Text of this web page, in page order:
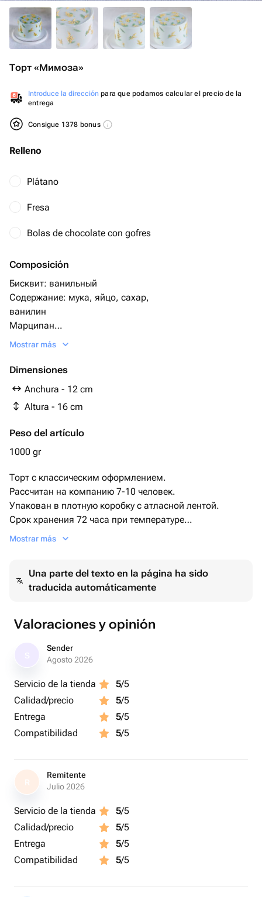
Торт «Мимоза»
Introduce la dirección para que podamos calcular el precio de la
entrega
Consigue 1378 bonus
Relleno
Plátano
Fresa
Bolas de chocolate con gofres
Composición
Бисквит: ванильный
Содержание: мука, яйцо, сахар,
ванилин
Марципан
Крем: сгущенное молоко с маслом
Если хотите шоколадный бисквит укажите в
Начинка по умолчанию идет шоколадныйе шарики с
вафлями
Mostrar más
Dimensiones
Anchura - 12 cm
Altura - 16 cm
Peso del artículo
1000 gr
Торт с классическим оформлением.
Рассчитан на компанию 7-10 человек.
Упакован в плотную коробку с атласной лентой.
Срок хранения 72 часа при температуре
+2+6.
Гладкое покрытие и крупные розовые орхидеи придают
ему утончённый и современный вид. Идеально
событий.
Закажите этот торт, чтобы добавить нотку элегантности
вашему празднику!
Mostrar más
Una parte del texto en la página ha sido
traducida automáticamente
Valoraciones y opinión
Sender
Agosto 2026
Servicio de la tienda 5/5
Calidad/precio
5/5
Entrega
5/5
Compatibilidad
5/5
R
Remitente
Julio 2026
Servicio de la tienda 5/5
Calidad/precio
5/5
Entrega
5/5
Compatibilidad
5/5